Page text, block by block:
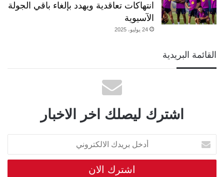
انتهاكات تعاقدية ويهدد بإلغاء باقي الجولة
الآسيوية
24 يوليو، 2025
القائمة البريدية
اشترك ليصلك اخر الاخبار
أدخل
بريدك
الالكتروني